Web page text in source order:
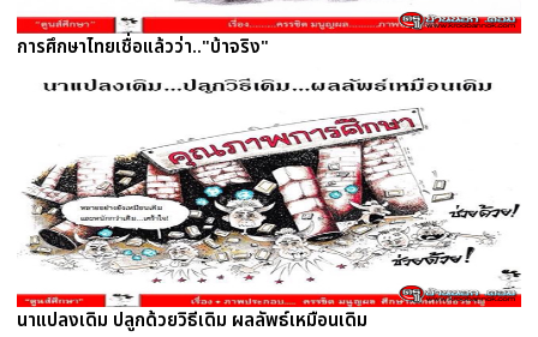
การศึกษาไทยเชื่อแล้วว่า.."บ้าจริง"
นาแปลงเดิม ปลูกด้วยวิธีเดิม ผลลัพธ์เหมือนเดิม